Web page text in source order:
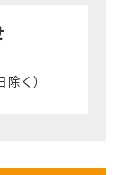
く）